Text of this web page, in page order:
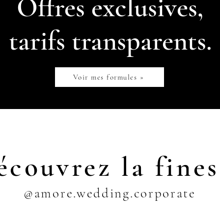
Offres exclusives,
tarifs transparents.
Voir mes formules »
la
@amore.wedding.corporate